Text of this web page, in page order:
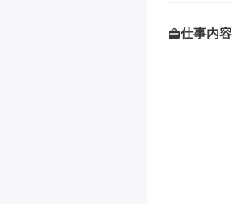
仕事内容